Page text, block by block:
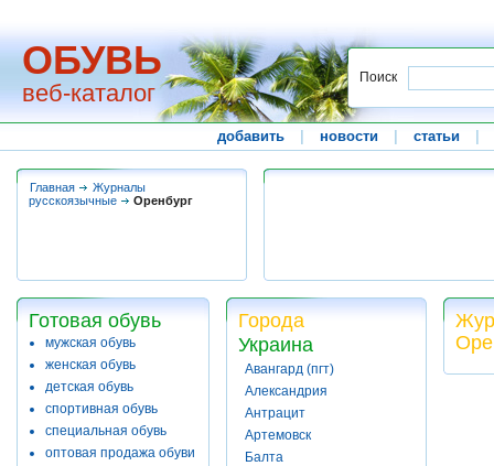
ОБУВЬ
веб-каталог
Поиск
добавить новости статьи
Главная
Журналы
русскоязычные
Оренбург
Готовая обувь
мужская обувь
женская обувь
детская обувь
спортивная обувь
специальная обувь
оптовая продажа обуви
Города
Украина
Авангард (пгт)
Александрия
Антрацит
Артемовск
Балта